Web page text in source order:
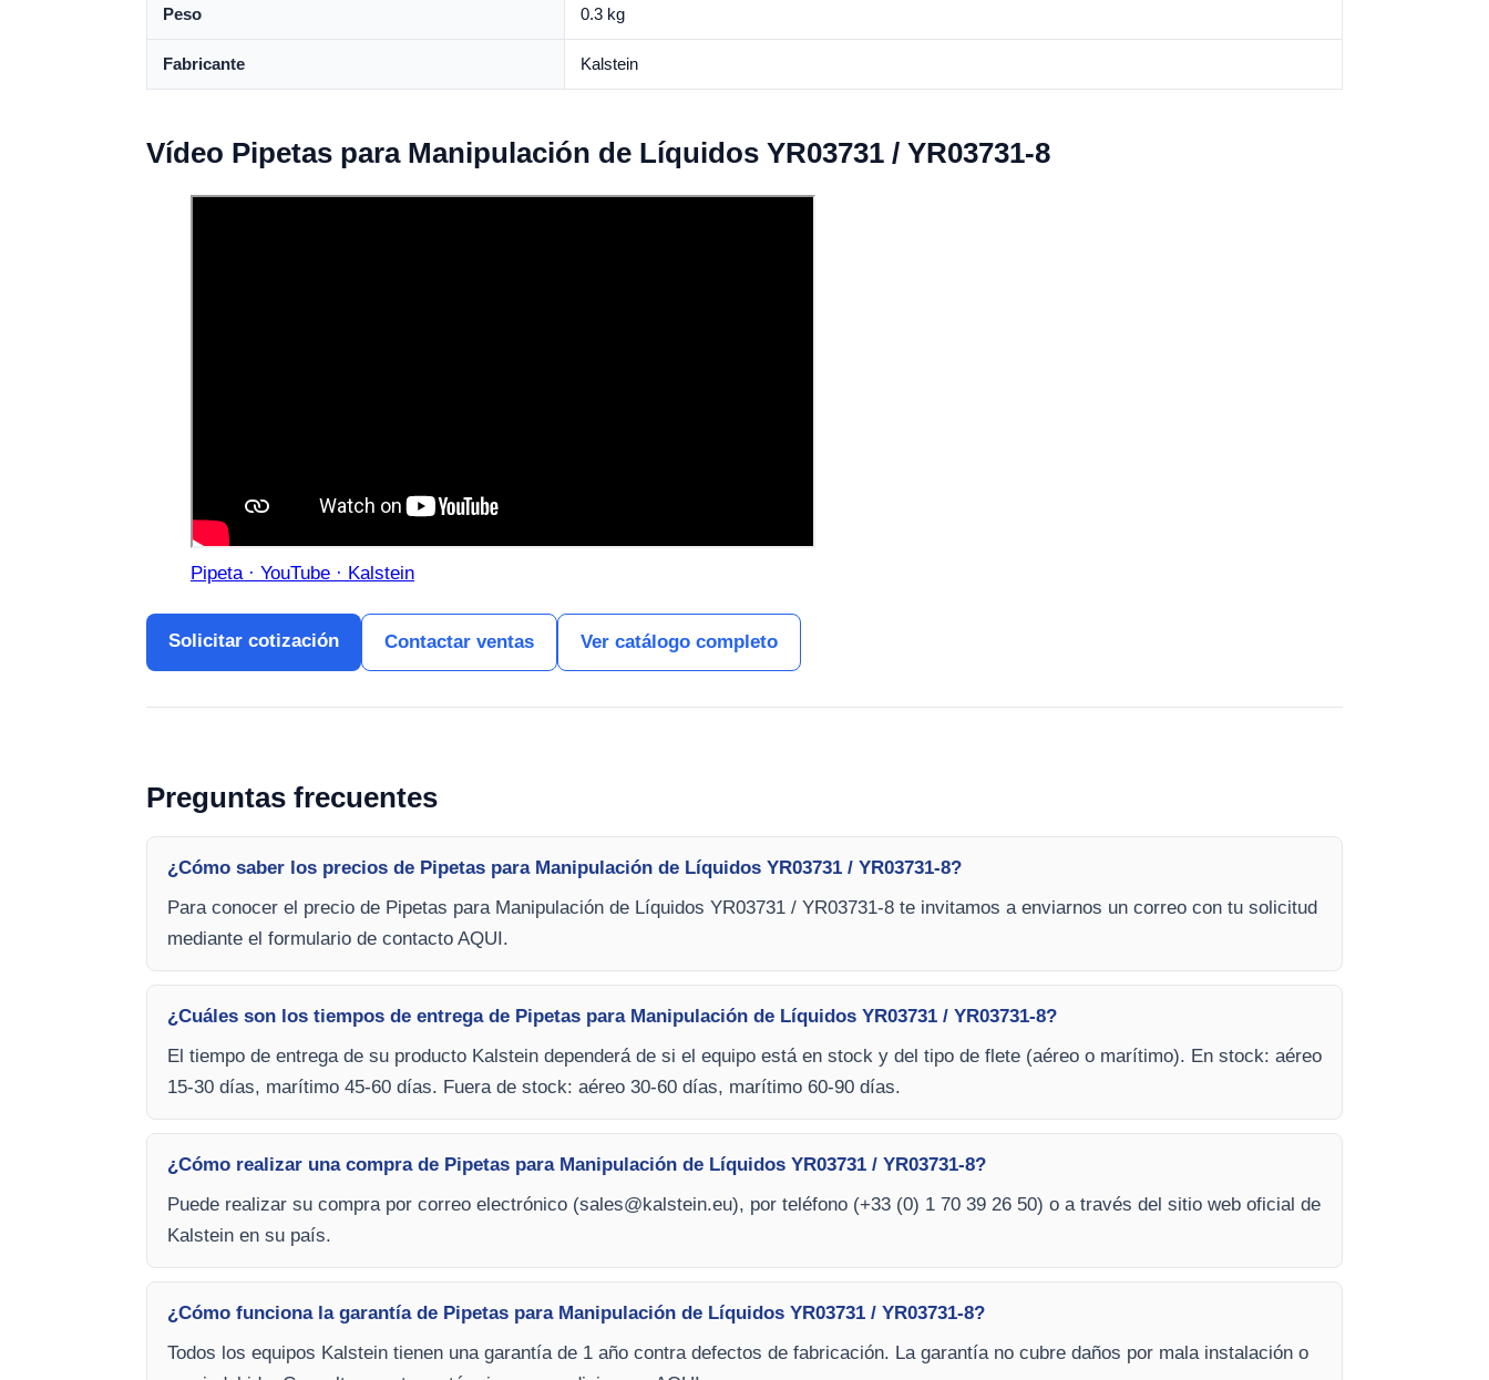
Peso 0.3 kg
Fabricante Kalstein
Vídeo Pipetas para Manipulación de Líquidos YR03731 / YR03731-8
Pipeta · YouTube · Kalstein
Solicitar cotización Contactar ventas Ver catálogo completo
Preguntas frecuentes
¿Cómo saber los precios de Pipetas para Manipulación de Líquidos YR03731 / YR03731-8?
Para conocer el precio de Pipetas para Manipulación de Líquidos YR03731 / YR03731-8 te invitamos a enviarnos un correo con tu solicitud
mediante el formulario de contacto AQUI.
¿Cuáles son los tiempos de entrega de Pipetas para Manipulación de Líquidos YR03731 / YR03731-8?
El tiempo de entrega de su producto Kalstein dependerá de si el equipo está en stock y del tipo de flete (aéreo o marítimo). En stock: aéreo
15-30 días, marítimo 45-60 días. Fuera de stock: aéreo 30-60 días, marítimo 60-90 días.
¿Cómo realizar una compra de Pipetas para Manipulación de Líquidos YR03731 / YR03731-8?
Puede realizar su compra por correo electrónico (sales@kalstein.eu), por teléfono (+33 (0) 1 70 39 26 50) o a través del sitio web oficial de
Kalstein en su país.
¿Cómo funciona la garantía de Pipetas para Manipulación de Líquidos YR03731 / YR03731-8?
Todos los equipos Kalstein tienen una garantía de 1 año contra defectos de fabricación. La garantía no cubre daños por mala instalación o